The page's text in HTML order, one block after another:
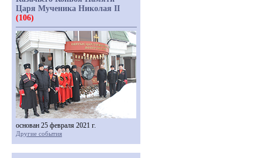
Царя Мученика Николая II
(106)
основан 25 февраля 2021 г.
Другие события